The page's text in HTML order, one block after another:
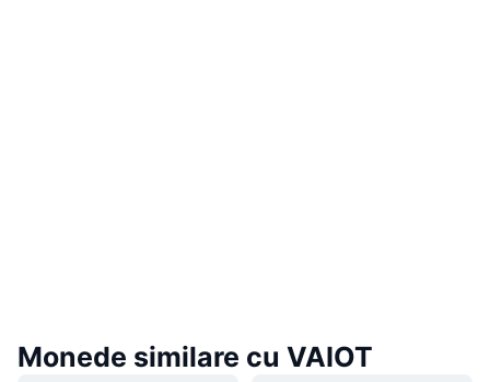
Monede similare cu VAIOT